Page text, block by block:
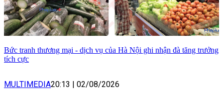
Bức tranh thương mại - dịch vụ của Hà Nội ghi nhận đà tăng trưởng
tích cực
MULTIMEDIA20:13 02/08/2026